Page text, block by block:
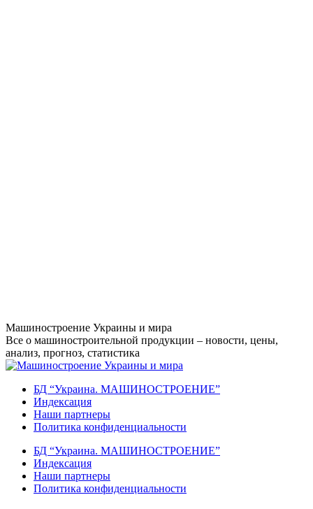
Перейти
к
содержанию
Машиностроение Украины и мира
Все о машиностроительной продукции – новости, цены,
анализ, прогноз, статистика
БД “Украина. МАШИНОСТРОЕНИЕ”
Индекcация
Наши партнеры
Политика конфиденциальности
БД “Украина. МАШИНОСТРОЕНИЕ”
Индекcация
Наши партнеры
Политика конфиденциальности